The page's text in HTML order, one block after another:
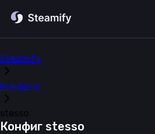
Steamify
Конфиги
stesso
Конфиг stesso